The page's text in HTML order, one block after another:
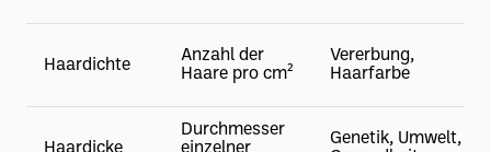
Haardichte
Anzahl der
Haare pro cm²
Vererbung,
Haarfarbe
Haardicke
Durchmesser
einzelner
Genetik, Umwelt,